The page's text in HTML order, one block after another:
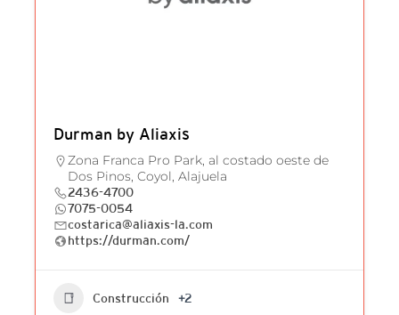
Durman by Aliaxis
Zona Franca Pro Park, al costado oeste de
Dos Pinos, Coyol, Alajuela
2436-4700
7075-0054
costarica@aliaxis-la.com
https://durman.com/
Construcción +2